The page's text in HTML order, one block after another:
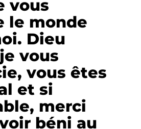
vous
le monde
Dieu
vous
vous êtes
et si
merci
béni au